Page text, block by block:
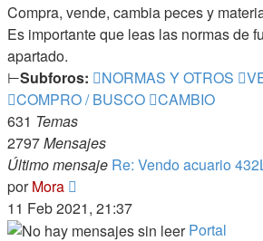
Compra, vende, cambia peces y
Es importante que leas las normas de
apartado.
⊢Subforos: NORMAS Y OTROS
COMPRO / BUSCO
CAMBIO
631 Temas
2797Mensajes
Último mensaje Re: Vendo acuario
porMora
último
mensaje
11 Feb 2021, 21:37
Portal